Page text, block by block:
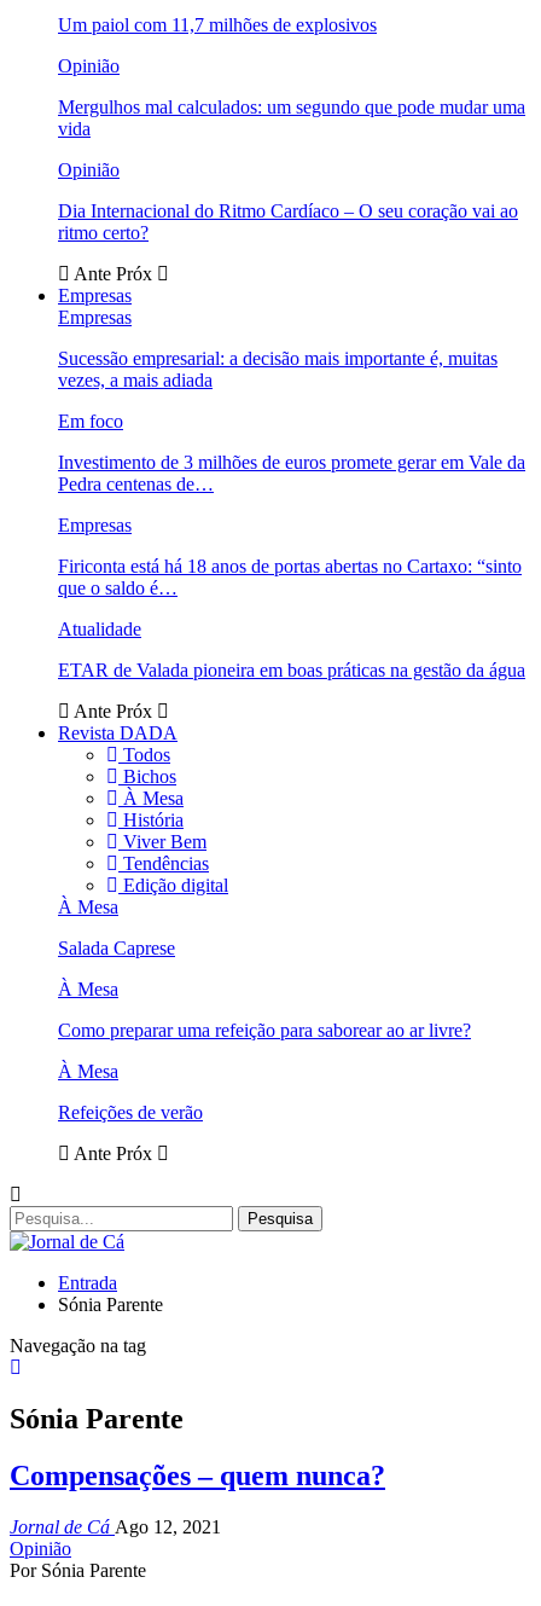
Um paiol com 11,7 milhões de explosivos
Opinião
Mergulhos mal calculados: um segundo que pode mudar uma
vida
Opinião
Dia Internacional do Ritmo Cardíaco – O seu coração vai ao
ritmo certo?
Ante Próx
Empresas
Empresas
Sucessão empresarial: a decisão mais importante é, muitas
vezes, a mais adiada
Em foco
Investimento de 3 milhões de euros promete gerar em Vale da
Pedra centenas de…
Empresas
Firiconta está há 18 anos de portas abertas no Cartaxo: “sinto
que o saldo é…
Atualidade
ETAR de Valada pioneira em boas práticas na gestão da água
Ante Próx
Revista DADA
Todos
Bichos
À Mesa
História
Viver Bem
Tendências
Edição digital
À Mesa
Salada Caprese
À Mesa
Como preparar uma refeição para saborear ao ar livre?
À Mesa
Refeições de verão
Ante Próx
Entrada
Sónia Parente
Navegação na tag
Sónia Parente
Compensações – quem nunca?
Jornal de Cá Ago 12, 2021
Opinião
Por Sónia Parente